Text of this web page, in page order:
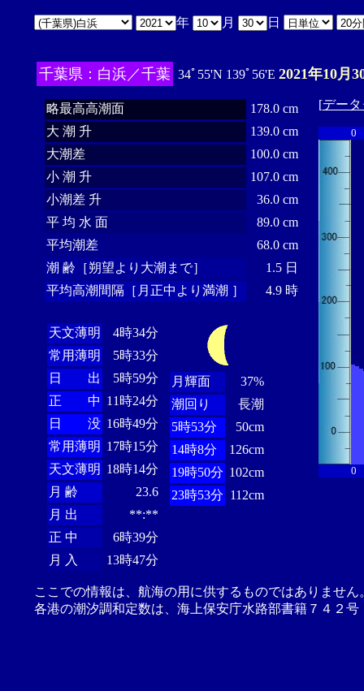
年 月 日
千葉県：白浜／千葉 34ﾟ55'N 139ﾟ56'E 2021年10月
略最高高潮面
178.0 cm
大 潮 升
139.0 cm
大潮差
100.0 cm
小 潮 升
107.0 cm
小潮差 升
36.0 cm
平 均 水 面
89.0 cm
平均潮差
68.0 cm
潮 齢［朔望より大潮まで］
1.5 日
平均高潮間隔［月正中より満潮 ］
4.9 時
天文薄明
4時34分
常用薄明
5時33分
日 出
5時59分
正 中 11時24分
日 没 16時49分
常用薄明 17時15分
天文薄明 18時14分
月 齢
23.6
月 出
**:**
正 中
6時39分
月 入
13時47分
月輝面
37%
潮回り
長潮
5時53分
50cm
14時8分
126cm
19時50分 102cm
23時53分 112cm
[デー
0
0
ここでの情報は、航海の用に供するものではありませ
各港の潮汐調和定数は、海上保安庁水路部書籍７４２